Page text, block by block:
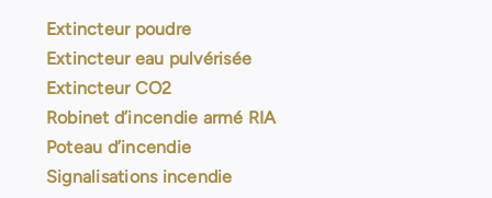
Extincteur poudre
Extincteur eau pulvérisée
Extincteur CO2
Robinet d’incendie armé RIA
Poteau d’incendie
Signalisations incendie